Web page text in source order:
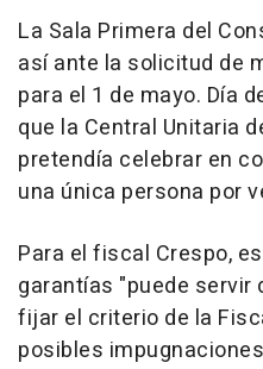
La Sala Primera del
así ante la solicitud de
para el 1 de mayo. Día
que la Central Unitaria
pretendía celebrar en
una única persona por
Para el fiscal Crespo,
garantías "puede servir
fijar el criterio de la
posibles